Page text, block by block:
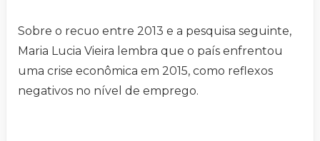
Sobre o recuo entre 2013 e a pesquisa seguinte,
Maria Lucia Vieira lembra que o país enfrentou
uma crise econômica em 2015, como reflexos
negativos no nível de emprego.